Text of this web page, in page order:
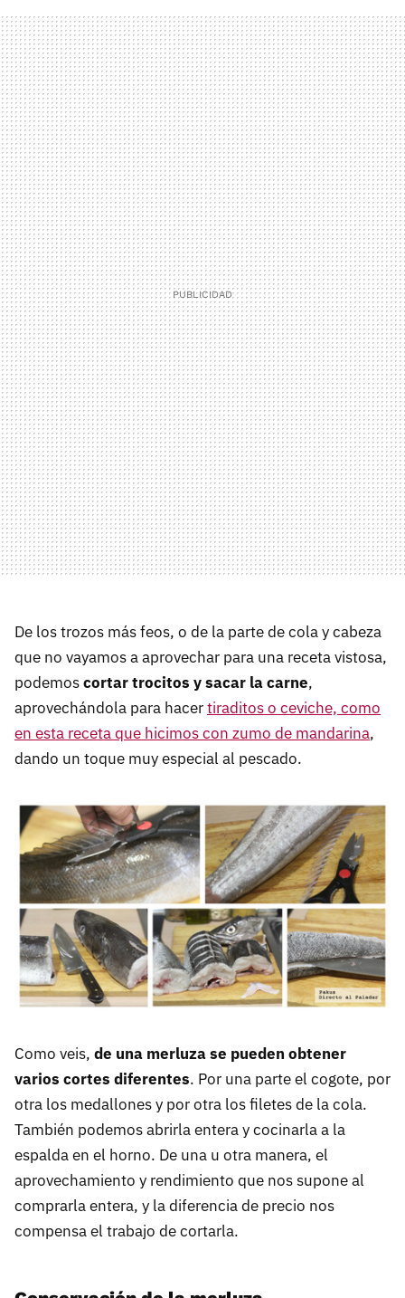
De los trozos más feos, o de la parte de cola y cabeza
que no vayamos a aprovechar para una receta vistosa,
podemoscortar trocitos y sacar la carne,
aprovechándola para hacertiraditos o ceviche, como
en esta receta que hicimos con zumo de mandarina,
dando un toque muy especial al pescado.
Como veis, de una merluza se pueden obtener
varios cortes diferentes. Por una parte el cogote, por
otra los medallones y por otra los filetes de la cola.
También podemos abrirla entera y cocinarla a la
espalda en el horno. De una u otra manera, el
aprovechamiento y rendimiento que nos supone al
comprarla entera, y la diferencia de precio nos
compensa el trabajo de cortarla.